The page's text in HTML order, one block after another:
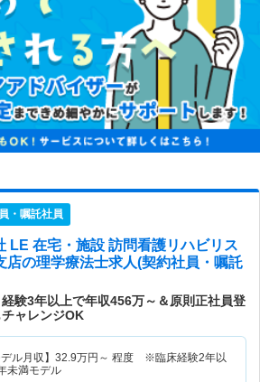
・嘱託社員
LE 在宅・施設 訪問看護リハビリス
店の理学療法士求人(契約社員・嘱託
経験3年以上で年収456万～＆原則正社員登
ャレンジOK
デル月収】 32.9万円～ 程度 ※臨床経験2年以
未満モデル